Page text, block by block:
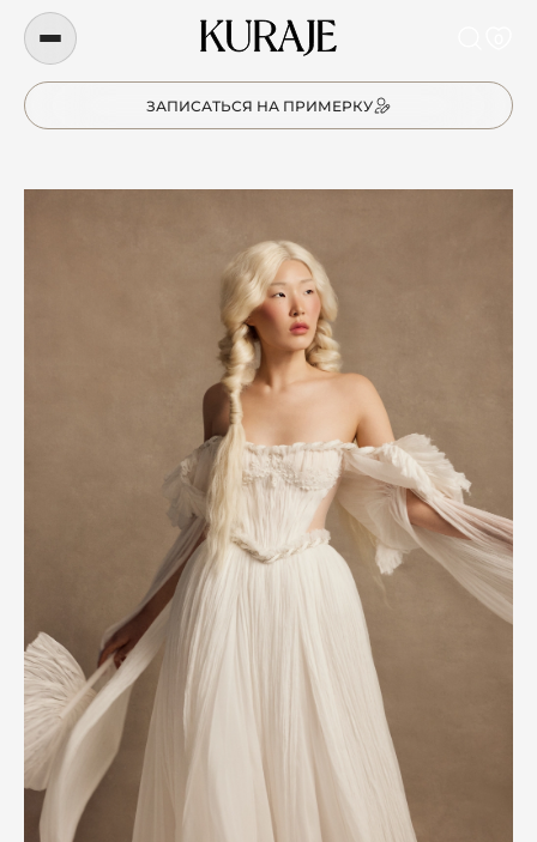
ЗАПИСАТЬСЯ НА ПРИМЕРКУ